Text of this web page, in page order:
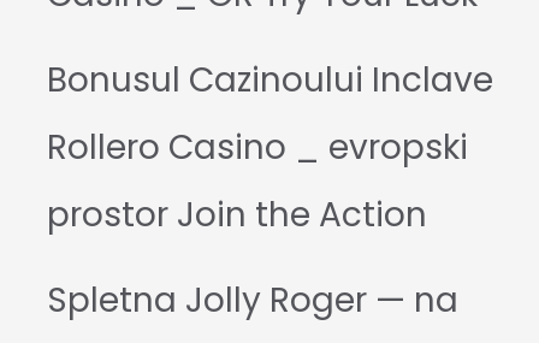
Bonusul Cazinoului Inclave
Rollero Casino _ evropski
prostor Join the Action
Spletna Jolly Roger — na